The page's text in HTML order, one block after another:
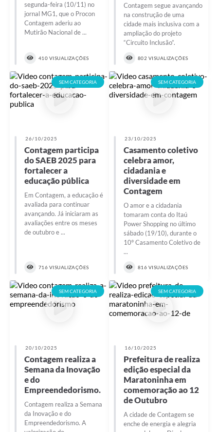
segunda-feira (10/11) no
jornal MG1, que o Procon
Contagem aderiu ao
Mutirão Nacional de ...
410 VISUALIZAÇÕES
Contagem segue avançando
na construção de uma
cidade mais inclusiva com a
ampliação do projeto
“Circuito Inclusão”.
802 VISUALIZAÇÕES
SEM CATEGORIA
26/10/2025
Contagem participa
do SAEB 2025 para
fortalecer a
educação pública
Em Contagem, a educação é
avaliada para continuar
avançando. Já iniciaram as
avaliações entre os meses
de outubro e ...
716 VISUALIZAÇÕES
SEM CATEGORIA
23/10/2025
Casamento coletivo
celebra amor,
cidadania e
diversidade em
Contagem
O amor e a cidadania
tomaram conta do Itaú
Power Shopping no último
sábado (19/10), durante o
10º Casamento Coletivo de
...
816 VISUALIZAÇÕES
SEM CATEGORIA
20/10/2025
Contagem realiza a
Semana da Inovação
e do
Empreendedorismo.
Contagem realiza a Semana
da Inovação e do
Empreendedorismo. A
SEM CATEGORIA
16/10/2025
Prefeitura de realiza
edição especial da
Maratoninha em
comemoração ao 12
de Outubro
A cidade de Contagem se
enche de energia e alegria